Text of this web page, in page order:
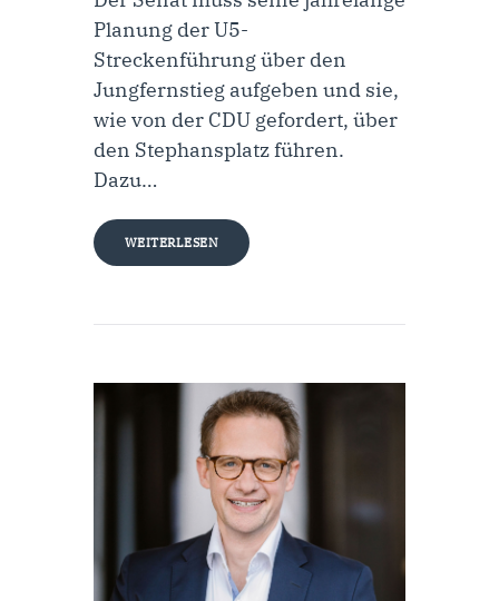
Planung der U5-
Streckenführung über den
Jungfernstieg aufgeben und sie,
wie von der CDU gefordert, über
den Stephansplatz führen.
Dazu…
WEITERLESEN